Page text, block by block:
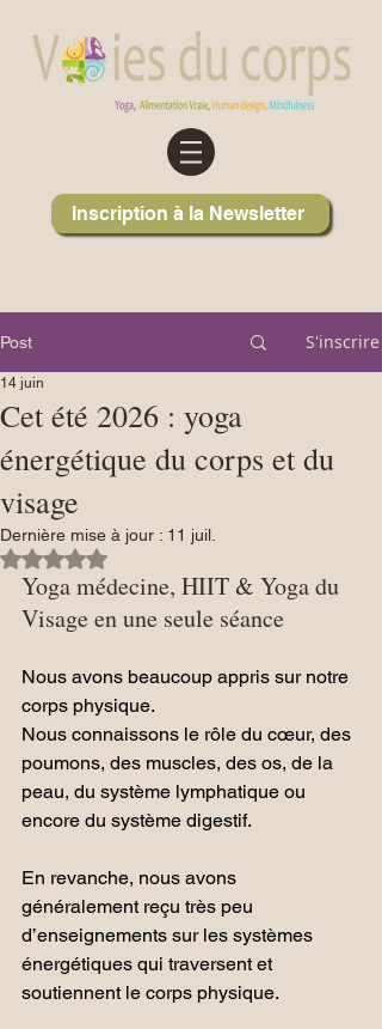
Inscription à la Newsletter
Post S'inscrire
Cet été 2026 : yoga
énergétique du corps et du
visage
14 juin
Dernière mise à jour : 11 juil.
Noté NaN étoiles sur 5.
Yoga médecine, HIIT & Yoga du
Visage en une seule séance
Nous avons beaucoup appris sur notre
corps physique.
Nous connaissons le rôle du cœur, des
poumons, des muscles, des os, de la
peau, du système lymphatique ou
encore du système digestif.
En revanche, nous avons
généralement reçu très peu
d’enseignements sur les systèmes
énergétiques qui traversent et
soutiennent le corps physique.